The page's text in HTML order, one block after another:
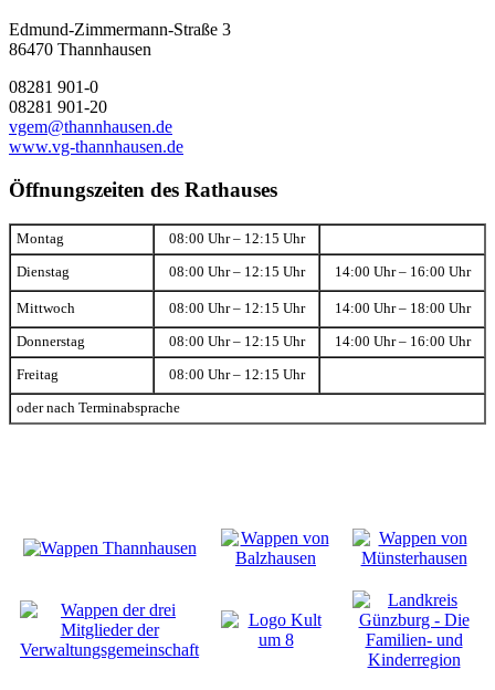
Edmund-Zimmermann-Straße 3
86470 Thannhausen
08281 901-0
08281 901-20
vgem@thannhausen.de
www.vg-thannhausen.de
Öffnungszeiten des Rathauses
Montag 08:00 Uhr – 12:15 Uhr
Dienstag 08:00 Uhr – 12:15 Uhr 14:00 Uhr – 16:00 Uhr
Mittwoch 08:00 Uhr – 12:15 Uhr 14:00 Uhr – 18:00 Uhr
Donnerstag 08:00 Uhr – 12:15 Uhr 14:00 Uhr – 16:00 Uhr
Freitag 08:00 Uhr – 12:15 Uhr
oder nach Terminabsprache